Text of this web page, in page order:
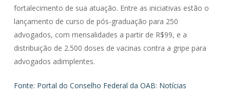
fortalecimento de sua atuação. Entre as iniciativas estão o
lançamento de curso de pós-graduação para 250
advogados, com mensalidades a partir de R$99, e a
distribuição de 2.500 doses de vacinas contra a gripe para
advogados adimplentes.
Fonte: Portal do Conselho Federal da OAB: Notícias